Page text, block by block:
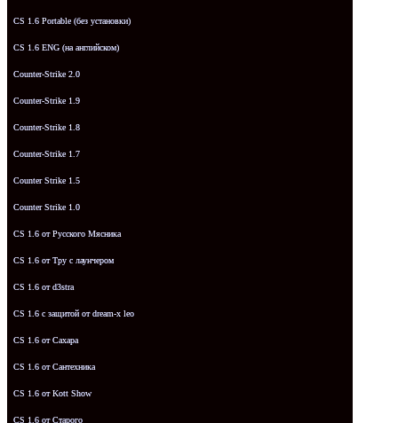
CS 1.6 Portable (без установки)
CS 1.6 ENG (на английском)
Counter-Strike 2.0
Counter-Strike 1.9
Counter-Strike 1.8
Counter-Strike 1.7
Counter Strike 1.5
Counter Strike 1.0
CS 1.6 от Русского Мясника
CS 1.6 от Tpy с лаунчером
CS 1.6 от d3stra
CS 1.6 с защитой от dream-x leo
CS 1.6 от Сахара
CS 1.6 от Сантехника
CS 1.6 от Kott Show
CS 1.6 от Старого